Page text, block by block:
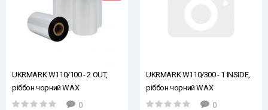
UKRMARK W110/100 - 2 OUT,
ріббон чорний WAX
100mm*100m, намотка OUT, 2
0
UKRMARK W110/300 - 1 INSIDE,
ріббон чорний WAX
110mm*300m, намотка INSIDE, 1
0